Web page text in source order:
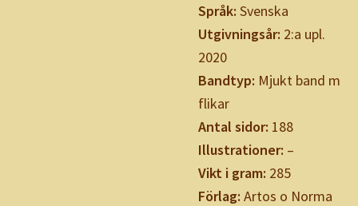
Språk: Svenska
Utgivningsår: 2:a upl.
2020
Bandtyp: Mjukt band m
flikar
Antal sidor: 188
Illustrationer: –
Vikt i gram: 285
Förlag: Artos o Norma